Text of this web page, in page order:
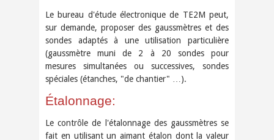
Le bureau d'étude électronique de TE2M peut,
sur demande, proposer des gaussmètres et des
sondes adaptés à une utilisation particulière
(gaussmètre muni de 2 à 20 sondes pour
mesures simultanées ou successives, sondes
spéciales (étanches, "de chantier" …).
Étalonnage:
Le contrôle de l'étalonnage des gaussmètres se
fait en utilisant un aimant étalon dont la valeur